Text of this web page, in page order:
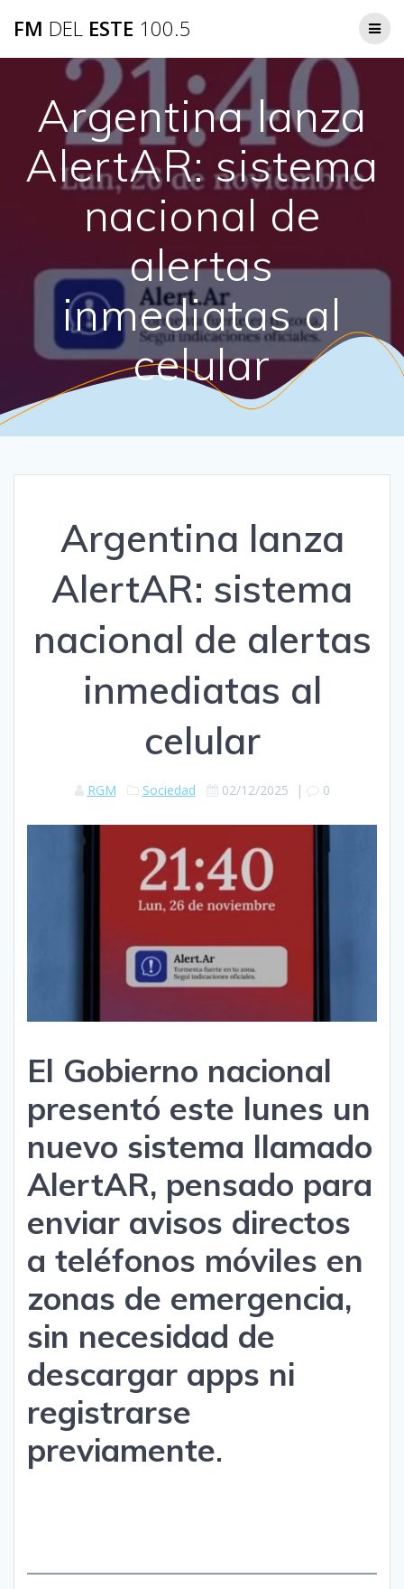
FM DEL ESTE 100.5
Argentina lanza
AlertAR: sistema
nacional de
alertas
inmediatas al
celular
Argentina lanza
AlertAR: sistema
nacional de alertas
inmediatas al
celular
RGM Sociedad 02/12/2025 | 0
El Gobierno nacional
presentó este lunes un
nuevo sistema llamado
AlertAR, pensado para
enviar avisos directos
a teléfonos móviles en
zonas de emergencia,
sin necesidad de
descargar apps ni
registrarse
previamente.